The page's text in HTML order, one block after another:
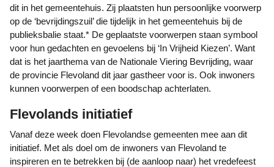
dit in het gemeentehuis. Zij plaatsten hun persoonlijke voorwerp
op de ‘bevrijdingszuil’ die tijdelijk in het gemeentehuis bij de
publieksbalie staat.* De geplaatste voorwerpen staan symbool
voor hun gedachten en gevoelens bij ‘In Vrijheid Kiezen’. Want
dat is het jaarthema van de Nationale Viering Bevrijding, waar
de provincie Flevoland dit jaar gastheer voor is. Ook inwoners
kunnen voorwerpen of een boodschap achterlaten.
Flevolands initiatief
Vanaf deze week doen Flevolandse gemeenten mee aan dit
initiatief. Met als doel om de inwoners van Flevoland te
inspireren en te betrekken bij (de aanloop naar) het vredefeest